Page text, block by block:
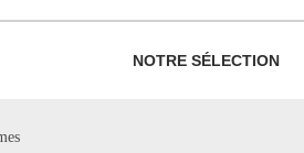
NOTRE SÉLECTION
PARTAGER